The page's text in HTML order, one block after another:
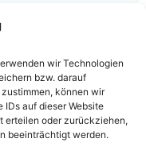
wir Technologien
bzw. darauf
können wir
auf dieser Website
erteilen oder zurückziehen,
beeinträchtigt werden.